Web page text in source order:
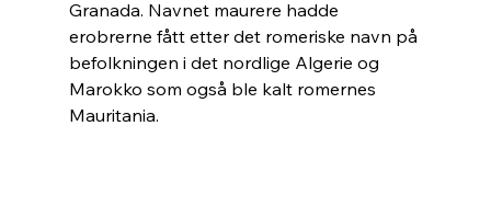
Granada. Navnet maurere hadde
erobrerne fått etter det romeriske navn på
befolkningen i det nordlige Algerie og
Marokko som også ble kalt romernes
Mauritania.